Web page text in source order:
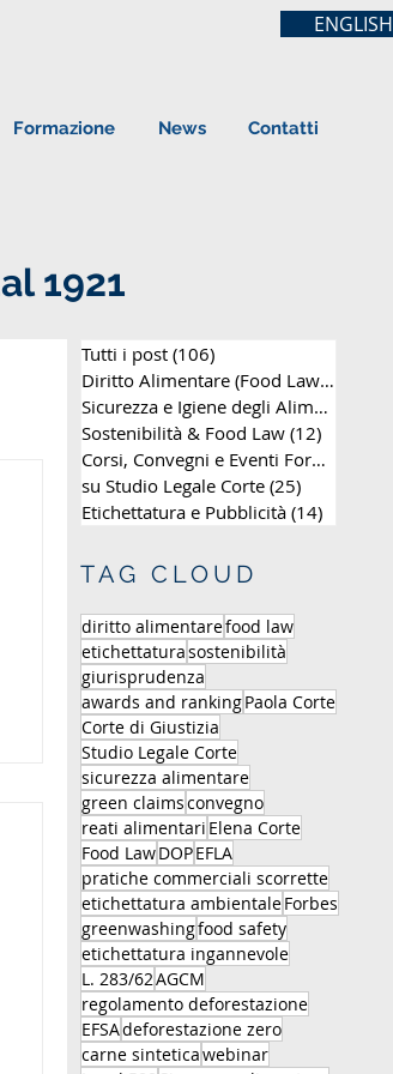
ENGLISH
Formazione News Contatti
1921
Tutti i post (106)
Diritto Alimentare (Food Law)(63)
Sicurezza e Igiene degli Alimenti
Sostenibilità & Food Law (12)
Corsi, Convegni e Eventi Formativi
su Studio Legale Corte (25)
Etichettatura e Pubblicità (14)
TAG CLOUD
diritto alimentarefood law
etichettaturasostenibilità
giurisprudenza
awards and rankingPaola Corte
Corte di Giustizia
Studio Legale Corte
sicurezza alimentare
green claimsconvegno
reati alimentari Elena Corte
Food LawDOPEFLA
pratiche commerciali scorrette
etichettatura ambientaleForbes
greenwashingfood safety
etichettatura ingannevole
L. 283/62AGCM
regolamento deforestazione
EFSAdeforestazione zero
carne sinteticawebinar